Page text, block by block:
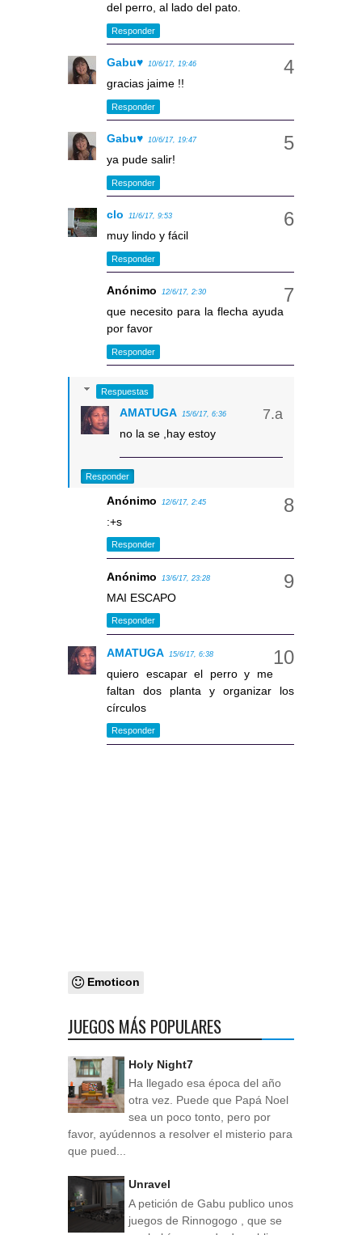
del perro, al lado del pato.
Responder
Gabu♥ 10/6/17, 19:46
gracias jaime !!
Responder
Gabu♥ 10/6/17, 19:47
ya pude salir!
Responder
clo 11/6/17, 9:53
muy lindo y fácil
Responder
Anónimo 12/6/17, 2:30
que necesito para la flecha ayuda
por favor
Responder
Respuestas
AMATUGA 15/6/17, 6:36
no la se ,hay estoy
Responder
Anónimo 12/6/17, 2:45
:+s
Responder
Anónimo 13/6/17, 23:28
MAI ESCAPO
Responder
AMATUGA 15/6/17, 6:38
quiero escapar el perro y me
faltan dos planta y organizar los
círculos
Responder
Emoticon
JUEGOS MÁS POPULARES
Holy Night7
Ha llegado esa época del año
otra vez. Puede que Papá Noel
sea un poco tonto, pero por
favor, ayúdennos a resolver el misterio para
que pued...
Unravel
A petición de Gabu publico unos
juegos de Rinnogogo , que se